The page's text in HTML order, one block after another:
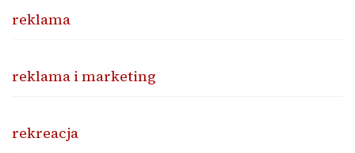
reklama
reklama i marketing
rekreacja